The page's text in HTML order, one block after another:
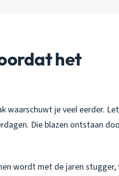
het
waarschuwt je veel eerder.
Die blazen ontstaan
wordt met de jaren